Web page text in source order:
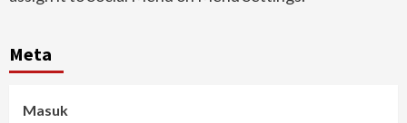
Meta
Masuk